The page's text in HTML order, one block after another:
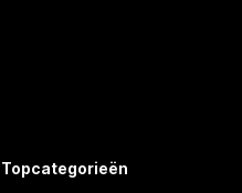
Topcategorieën